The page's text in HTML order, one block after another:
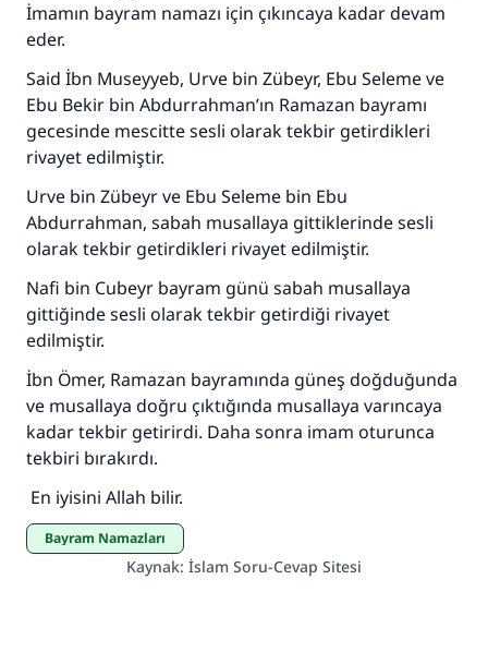
İmamın bayram namazı için çıkıncaya kadar devam
eder.
Said İbn Museyyeb, Urve bin Zübeyr, Ebu Seleme ve
Ebu Bekir bin Abdurrahman’ın Ramazan bayramı
gecesinde mescitte sesli olarak tekbir getirdikleri
rivayet edilmiştir.
Urve bin Zübeyr ve Ebu Seleme bin Ebu
Abdurrahman, sabah musallaya gittiklerinde sesli
olarak tekbir getirdikleri rivayet edilmiştir.
Nafi bin Cubeyr bayram günü sabah musallaya
gittiğinde sesli olarak tekbir getirdiği rivayet
edilmiştir.
İbn Ömer, Ramazan bayramında güneş doğduğunda
ve musallaya doğru çıktığında musallaya varıncaya
kadar tekbir getirirdi. Daha sonra imam oturunca
tekbiri bırakırdı.
En iyisini Allah bilir.
Bayram Namazları
Kaynak: İslam Soru-Cevap Sitesi